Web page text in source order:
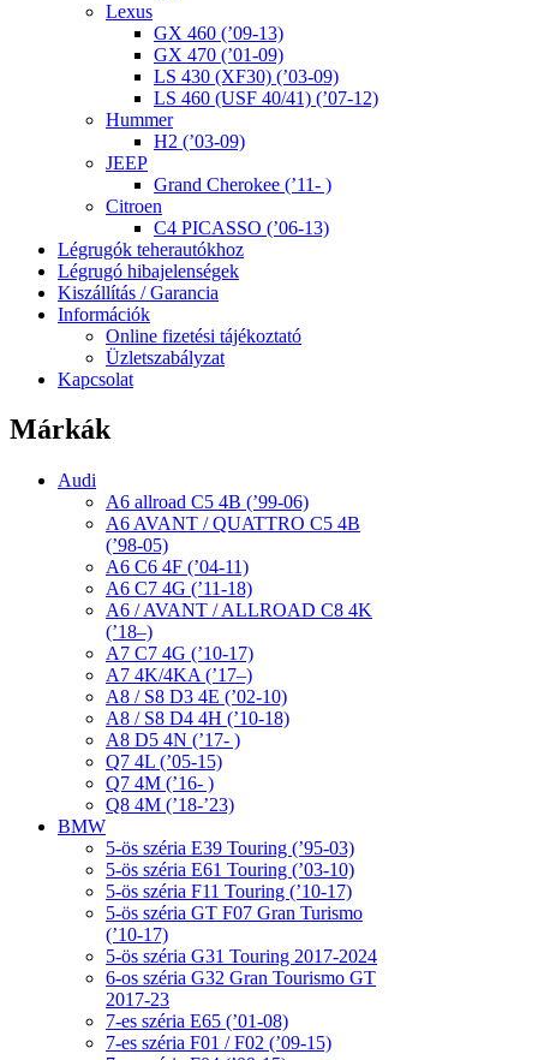
Lexus
GX 460 (’09-13)
GX 470 (’01-09)
LS 430 (XF30) (’03-09)
LS 460 (USF 40/41) (’07-12)
Hummer
H2 (’03-09)
JEEP
Grand Cherokee (’11- )
Citroen
C4 PICASSO (’06-13)
Légrugók teherautókhoz
Légrugó hibajelenségek
Kiszállítás / Garancia
Információk
Online fizetési tájékoztató
Üzletszabályzat
Kapcsolat
Márkák
Audi
A6 allroad C5 4B (’99-06)
A6 AVANT / QUATTRO C5 4B
(’98-05)
A6 C6 4F (’04-11)
A6 C7 4G (’11-18)
A6 / AVANT / ALLROAD C8 4K
(’18–)
A7 C7 4G (’10-17)
A7 4K/4KA (’17–)
A8 / S8 D3 4E (’02-10)
A8 / S8 D4 4H (’10-18)
A8 D5 4N (’17- )
Q7 4L (’05-15)
Q7 4M (’16- )
Q8 4M (’18-’23)
BMW
5-ös széria E39 Touring (’95-03)
5-ös széria E61 Touring (’03-10)
5-ös széria F11 Touring (’10-17)
5-ös széria GT F07 Gran Turismo
(’10-17)
5-ös széria G31 Touring 2017-2024
6-os széria G32 Gran Tourismo GT
2017-23
7-es széria E65 (’01-08)
7-es széria F01 / F02 (’09-15)